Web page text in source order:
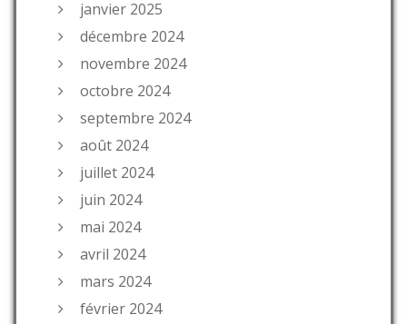
janvier 2025
décembre 2024
novembre 2024
octobre 2024
septembre 2024
août 2024
juillet 2024
juin 2024
mai 2024
avril 2024
mars 2024
février 2024